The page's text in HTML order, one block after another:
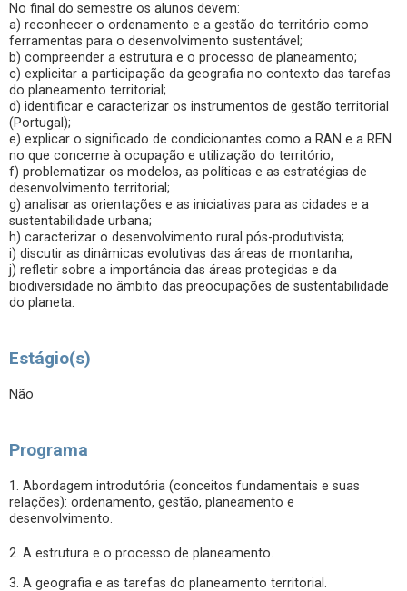
No final do semestre os alunos devem:
a) reconhecer o ordenamento e a gestão do território como
ferramentas para o desenvolvimento sustentável;
b) compreender a estrutura e o processo de planeamento;
c) explicitar a participação da geografia no contexto das tarefas
do planeamento territorial;
d) identificar e caracterizar os instrumentos de gestão territorial
(Portugal);
e) explicar o significado de condicionantes como a RAN e a REN
no que concerne à ocupação e utilização do território;
f) problematizar os modelos, as políticas e as estratégias de
desenvolvimento territorial;
g) analisar as orientações e as iniciativas para as cidades e a
sustentabilidade urbana;
h) caracterizar o desenvolvimento rural pós-produtivista;
i) discutir as dinâmicas evolutivas das áreas de montanha;
j) refletir sobre a importância das áreas protegidas e da
biodiversidade no âmbito das preocupações de sustentabilidade
do planeta.
Estágio(s)
Não
Programa
1. Abordagem introdutória (conceitos fundamentais e suas
relações): ordenamento, gestão, planeamento e
desenvolvimento.
2. A estrutura e o processo de planeamento.
3. A geografia e as tarefas do planeamento territorial.